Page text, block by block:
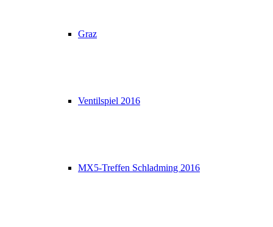
Graz
Ventilspiel 2016
MX5-Treffen Schladming 2016